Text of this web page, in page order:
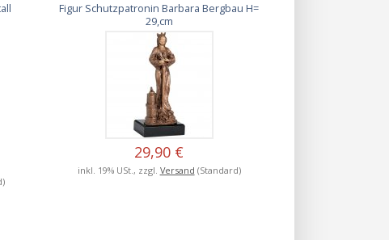
Figur Schutzpatronin Barbara Bergbau H=
29,cm
29,90 €
inkl. 19% USt., zzgl. Versand (Standard)